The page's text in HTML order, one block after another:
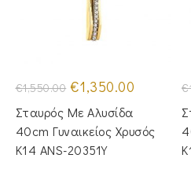
€1,550.00 Original
price
was:
€1,550.00.
€1,350.00 τρέχουσα
€1,350.00.
Σταυρός Με Αλυσίδα
40cm Γυναικείος Χρυσός
Κ14 ANS-20351Y
€